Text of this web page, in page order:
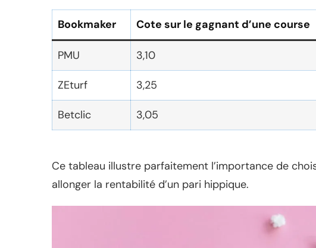
Bookmaker Cote sur le gagnant d’une course
PMU 3,10
ZEturf 3,25
Betclic 3,05
Ce tableau illustre parfaitement l’importance de
allonger la rentabilité d’un pari hippique.